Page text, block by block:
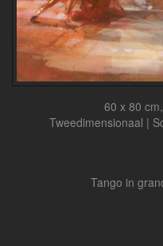
60 x 80
Tweedimensionaal |
Tango in